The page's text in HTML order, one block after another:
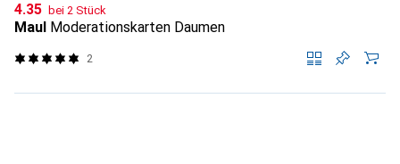
CHF
4.35 bei 2 Stück
Maul Moderationskarten Daumen
2